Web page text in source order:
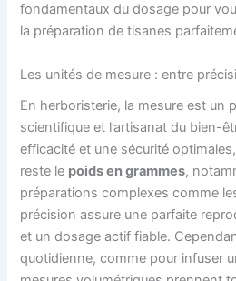
fondamentaux du dosage pour
la préparation de tisanes
Les unités de mesure : entre
En herboristerie, la mesure est un
scientifique et l’artisanat du bien-
efficacité et une sécurité
reste le poids en grammes,
préparations complexes comme
précision assure une parfaite
et un dosage actif fiable.
quotidienne, comme pour infuser